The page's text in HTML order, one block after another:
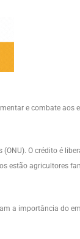
e combate aos
(ONU). O crédito é
estão agricultores
a importância do